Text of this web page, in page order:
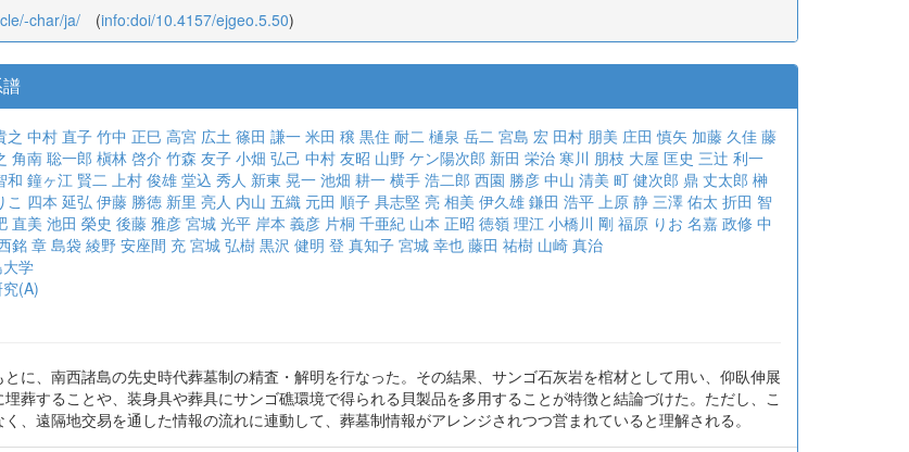
char/ja/ (info:doi/10.4157/ejgeo.5.50)
之 中村 直子 竹中 正巳 高宮 広土 篠田 謙一 米田 穣 黒住 耐二 樋泉 岳二 宮島 宏 田村 朋美 庄田 慎矢 加藤 久佳 藤
角南 聡一郎 槇林 啓介 竹森 友子 小畑 弘己 中村 友昭 山野 ケン陽次郎 新田 栄治 寒川 朋枝 大屋 匡史 三辻 利一
和 鐘ヶ江 賢二 上村 俊雄 堂込 秀人 新東 晃一 池畑 耕一 横手 浩二郎 西園 勝彦 中山 清美 町 健次郎 鼎 丈太郎 榊
こ 四本 延弘 伊藤 勝徳 新里 亮人 内山 五織 元田 順子 具志堅 亮 相美 伊久雄 鎌田 浩平 上原 静 三澤 佑太 折田 智
直美 池田 榮史 後藤 雅彦 宮城 光平 岸本 義彦 片桐 千亜紀 山本 正昭 徳嶺 理江 小橋川 剛 福原 りお 名嘉 政修 中
銘 章島袋 綾野 安座間 充 宮城 弘樹 黒沢 健明 登 真知子 宮城 幸也 藤田 祐樹 山崎 真治
学
(A)
に、南西諸島の先史時代葬墓制の精査・解明を行なった。その結果、サンゴ石灰岩を棺材として用い、仰臥伸展
葬することや、装身具や葬具にサンゴ礁環境で得られる貝製品を多用することが特徴と結論づけた。ただし、こ
、遠隔地交易を通した情報の流れに連動して、葬墓制情報がアレンジされつつ営まれていると理解される。